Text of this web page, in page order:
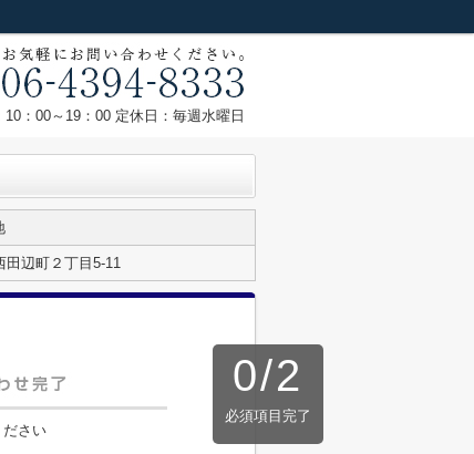
10：00～19：00 定休日：毎週水曜日
田辺町２丁目5-11
0/2
必須項目完了
ださい